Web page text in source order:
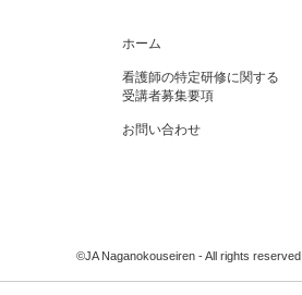
ホーム
看護師の特定研修に関する
受講者募集要項
お問い合わせ
©JA Naganokouseiren - All rights reserved